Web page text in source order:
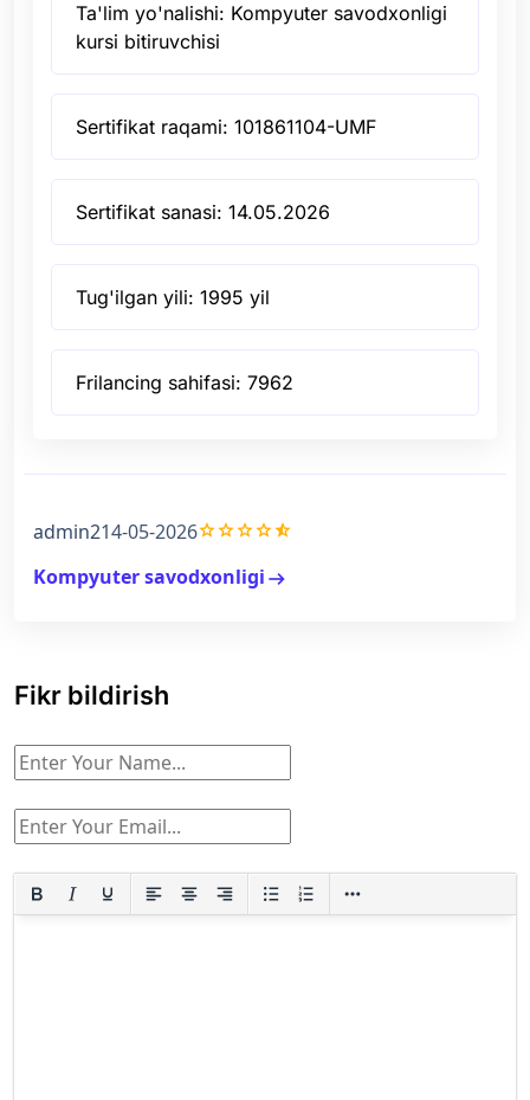
Ta'lim yo'nalishi: Kompyuter savodxonligi
kursi bitiruvchisi
Sertifikat raqami: 101861104-UMF
Sertifikat sanasi: 14.05.2026
Tug'ilgan yili: 1995 yil
Frilancing sahifasi: 7962
admin214-05-2026gradegradegradegradestar_half
Kompyuter savodxonligiarrow_right_alt
Fikr bildirish